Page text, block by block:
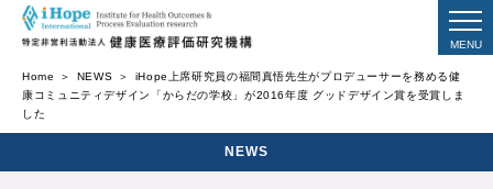
Home NEWS
iHope上席研究員の福間真悟先生がプロデューサーを務める健
康コミュニティデザイン「からだの学校」が2016年度 グッドデザイン賞を受賞しま
した
NEWS